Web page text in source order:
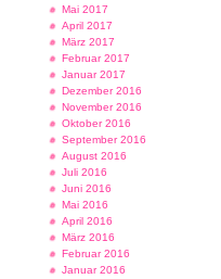
Mai 2017
April 2017
März 2017
Februar 2017
Januar 2017
Dezember 2016
November 2016
Oktober 2016
September 2016
August 2016
Juli 2016
Juni 2016
Mai 2016
April 2016
März 2016
Februar 2016
Januar 2016